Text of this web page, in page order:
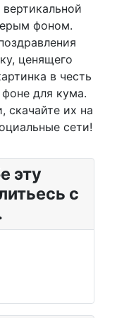
фоном.
ценящего
в честь
для кума.
скачайте их на
сети!
эту
с